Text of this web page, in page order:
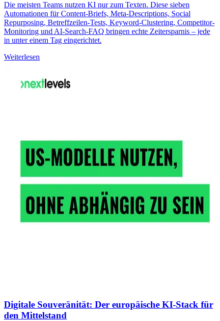
Die meisten Teams nutzen KI nur zum Texten. Diese sieben
Automationen für Content-Briefs, Meta-Descriptions, Social
Repurposing, Betreffzeilen-Tests, Keyword-Clustering, Competitor-
Monitoring und AI-Search-FAQ bringen echte Zeitersparnis – jede
in unter einem Tag eingerichtet.
Weiterlesen
Digitale Souveränität: Der europäische KI-Stack für
den Mittelstand